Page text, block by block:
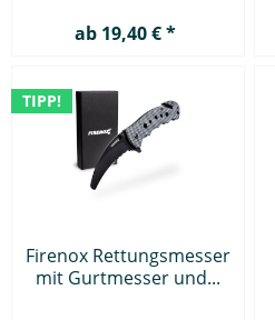
ab 19,40 € *
TIPP!
Firenox Rettungsmesser
mit Gurtmesser und...